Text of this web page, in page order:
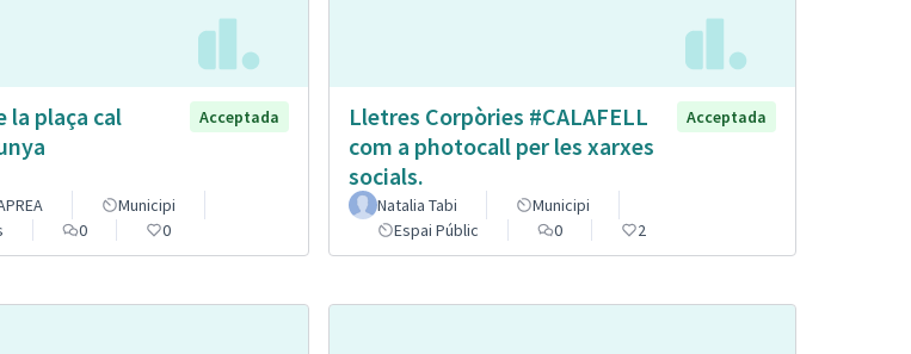
la plaça cal
Acceptada
Municipi
0 0
Lletres Corpòries #CALAFELL
com a photocall per les xarxes
socials.
Acceptada
Natalia Tabi
Municipi
Espai Públic
0 2